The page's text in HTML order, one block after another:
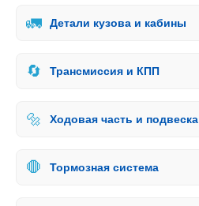
🚛 Детали кузова и кабины
🔄 Трансмиссия и КПП
🔩 Ходовая часть и подвеска
🛑 Тормозная система